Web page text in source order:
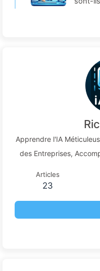
Apprendre l'IA
des Entreprises,
Articles
23